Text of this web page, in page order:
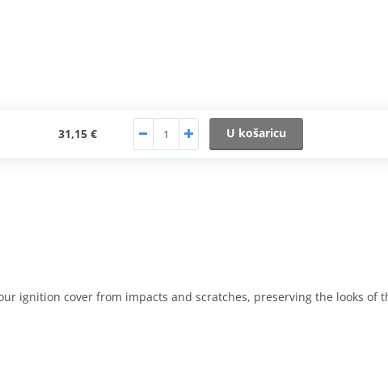
31,15 € U košaricu
ignition cover from impacts and scratches, preserving the looks of